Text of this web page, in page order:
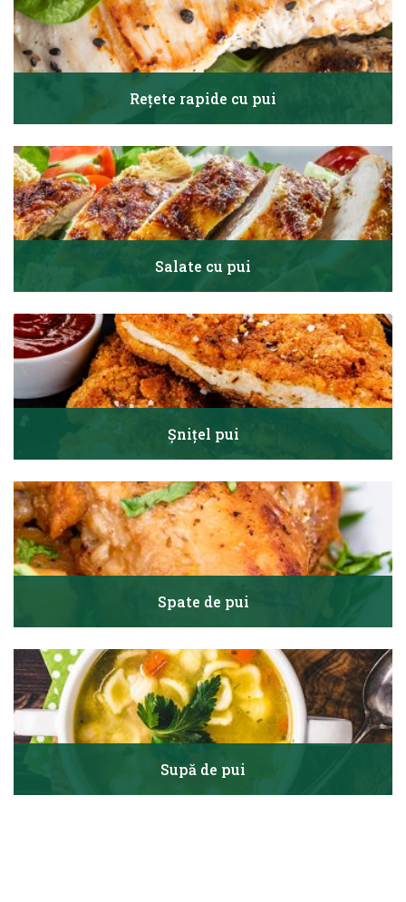
Rețete rapide cu pui
Salate cu pui
Șnițel pui
Spate de pui
Supă de pui